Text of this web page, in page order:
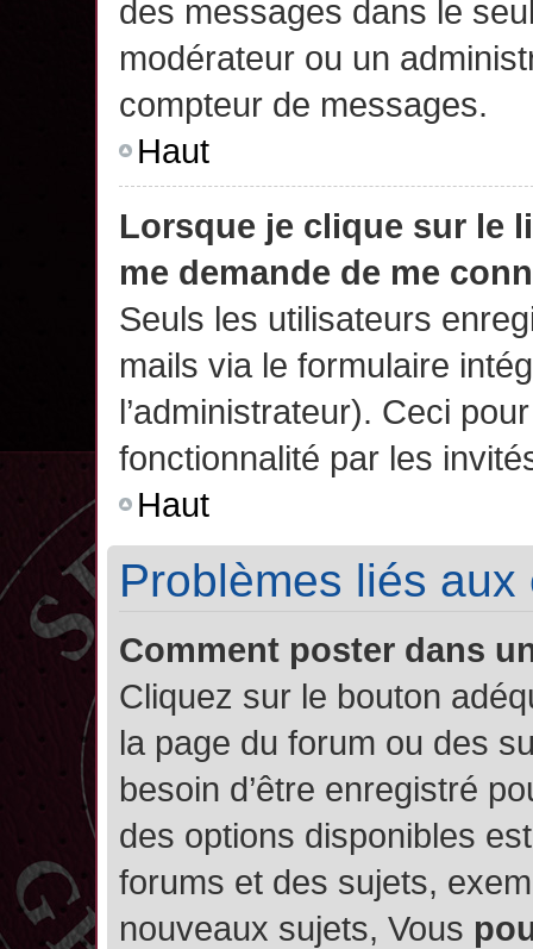
des messages dans le
modérateur ou un
compteur de messages.
Haut
Lorsque je clique sur le
me demande de me
Seuls les utilisateurs
mails via le formulaire
l’administrateur). Ceci
fonctionnalité par les
Haut
Problèmes liés
Comment poster dans
Cliquez sur le bouton
la page du forum ou des
besoin d’être enregistré
des options disponibles
forums et des sujets,
nouveaux sujets, Vous